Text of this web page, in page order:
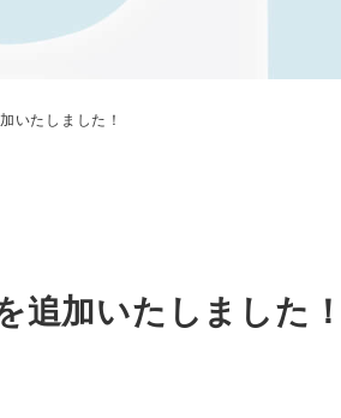
いたしました！
追加いたしました！